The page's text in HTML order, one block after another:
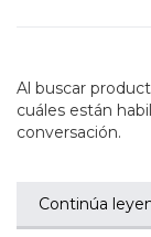
Al buscar
cuáles están
conversación.
Continúa